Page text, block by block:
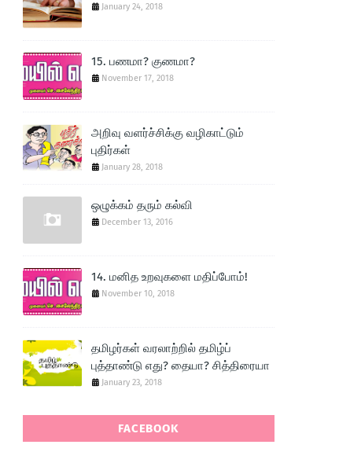
January 24, 2018
15. பணமா? குணமா?
November 17, 2018
அறிவு வளர்ச்சிக்கு வழிகாட்டும்
புதிர்கள்
January 28, 2018
ஒழுக்கம் தரும் கல்வி
December 13, 2016
14. மனித உறவுகளை மதிப்போம்!
November 10, 2018
தமிழர்கள் வரலாற்றில் தமிழ்ப்
புத்தாண்டு எது? தையா? சித்திரையா
January 23, 2018
FACEBOOK